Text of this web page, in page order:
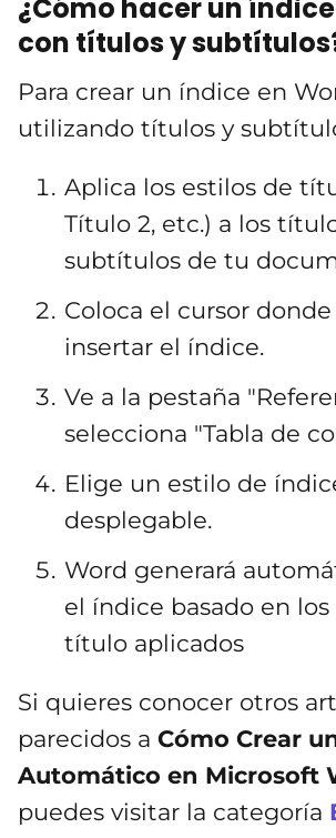
¿Cómo hacer un
con títulos y
Para crear un índice en
utilizando títulos y
Aplica los estilos de
Título 2, etc.) a los
subtítulos de tu
Coloca el cursor donde
insertar el índice.
Ve a la pestaña
selecciona "Tabla de
Elige un estilo de
desplegable.
Word generará
el índice basado en
título aplicados
Si quieres conocer otros
parecidos a Cómo Crear
Automático en Microsoft
puedes visitar la categoría